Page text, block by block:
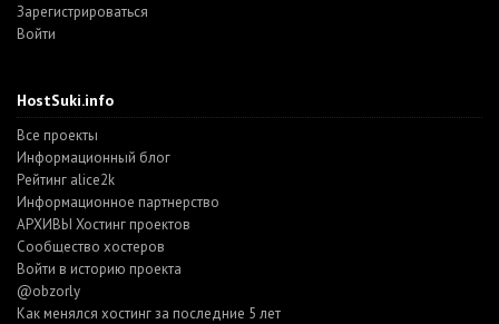
Зарегистрироваться
Войти
HostSuki.info
Все проекты
Информационный блог
Рейтинг alice2k
Информационное партнерство
АРХИВЫ Хостинг проектов
Cообщество хостеров
Войти в историю проекта
@obzorly
Как менялся хостинг за последние 5 лет